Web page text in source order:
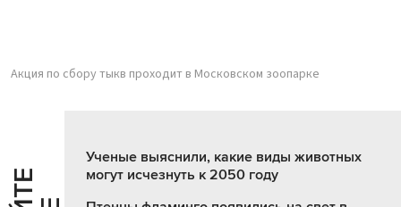
Акция по сбору тыкв проходит в Московском зоопарке
Ученые выяснили, какие виды животных
могут исчезнуть к 2050 году